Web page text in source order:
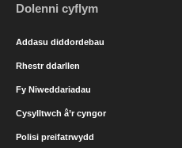
Dolenni cyflym
Addasu diddordebau
Rhestr ddarllen
Fy Niweddariadau
Cysylltwch â’r cyngor
Polisi preifatrwydd